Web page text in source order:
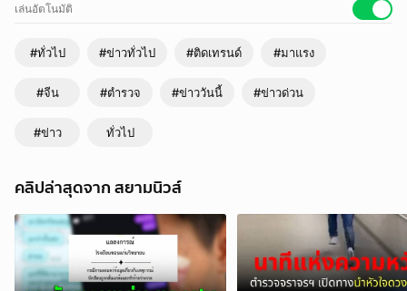
เล่นอัตโนมัติ
#ทั่วไป #ข่าวทั่วไป #ติดเทรนด์ #มาแรง
#จีน #ตำรวจ #ข่าววันนี้ #ข่าวด่วน
#ข่าว ทั่วไป
คลิปล่าสุดจาก สยามนิวส์